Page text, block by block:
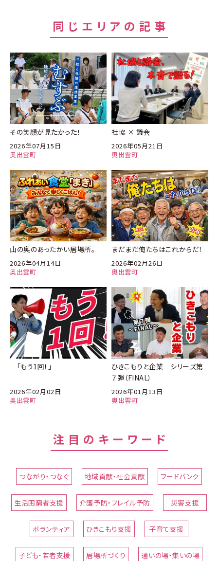
同じエリアの記事
奥出雲町
2026年07月15日
その笑顔が見たかった！
奥出雲町
2026年05月21日
社協 × 議会
奥出雲町
2026年04月14日
山の奥のあったかい居場所。
奥出雲町
2026年02月26日
まだまだ俺たちはこれからだ！
奥出雲町
2026年02月02日
「もう1回！」
奥出雲町
2026年01月13日
ひきこもりと企業 シリーズ第
７弾（FINAL）
注目のキーワード
つながり・つなぐ 地域貢献・社会貢献 フードバンク
生活困窮者支援 介護予防・フレイル予防 災害支援
ボランティア ひきこもり支援 子育て支援
子ども・若者支援 居場所づくり 通いの場・集いの場